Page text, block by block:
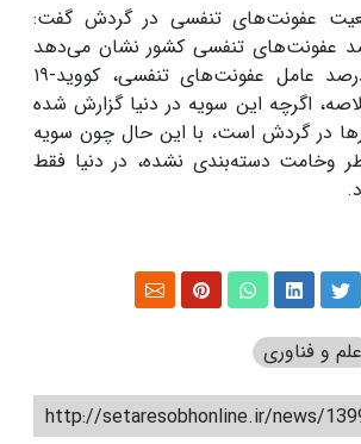
عفونت‌های تنفسی در گردش گفت:
عفونت‌های تنفسی کشور نشان می‌دهد
که کمتر از یک درصد عامل عفونت‌های تنفسی، کووید-۱۹
اگرچه این سویه در دنیا گزارش شده
در گردش است، با این حال چون سویه
وخامت دسته‌بندی نشده، در دنیا فقط
علم و فناوری
http://setaresobhonline.ir/news/